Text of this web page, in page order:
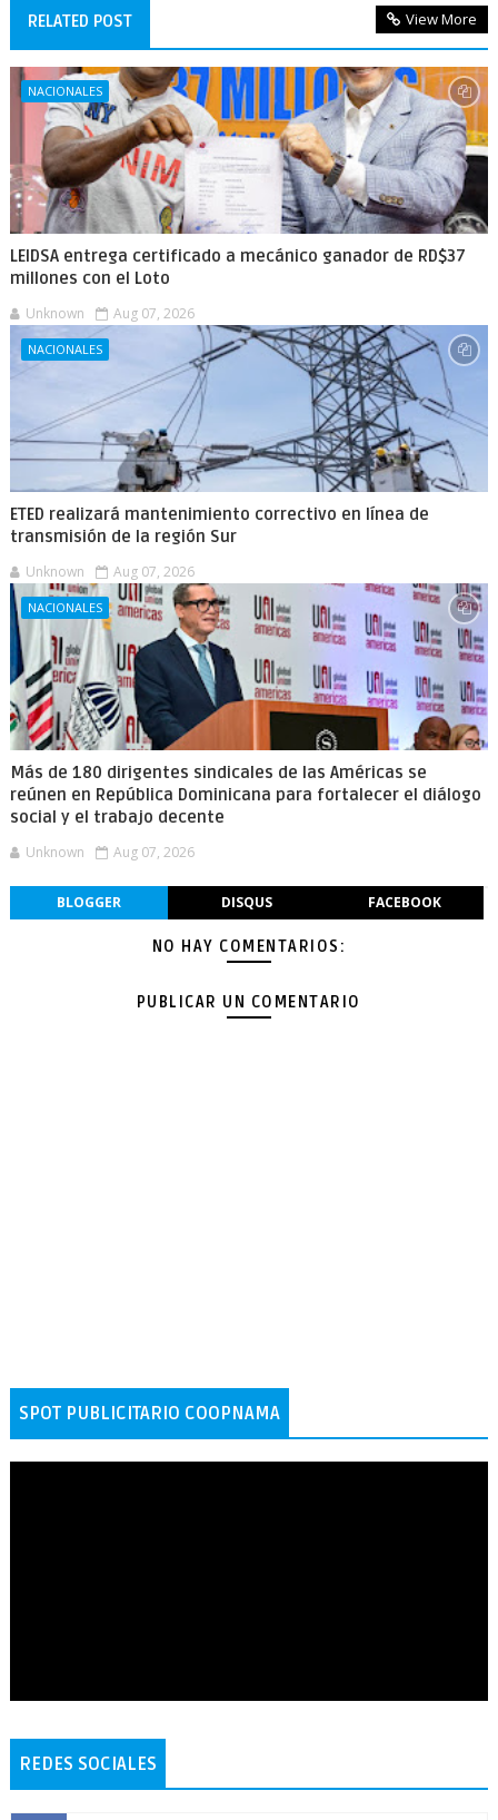
RELATED POST View More
NACIONALES
LEIDSA entrega certificado a mecánico ganador de RD$37
millones con el Loto
Unknown Aug 07, 2026
NACIONALES
ETED realizará mantenimiento correctivo en línea de
transmisión de la región Sur
Unknown Aug 07, 2026
NACIONALES
Más de 180 dirigentes sindicales de las Américas se
reúnen en República Dominicana para fortalecer el diálogo
social y el trabajo decente
Unknown Aug 07, 2026
BLOGGER DISQUS FACEBOOK
NO HAY COMENTARIOS:
PUBLICAR UN COMENTARIO
SPOT PUBLICITARIO COOPNAMA
REDES SOCIALES